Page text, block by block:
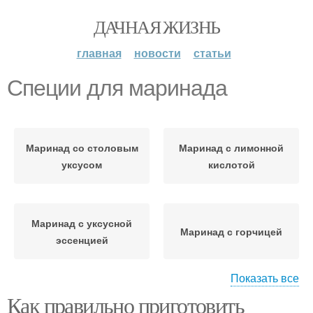
ДАЧНАЯ ЖИЗНЬ
главная новости статьи
Специи для маринада
Маринад со столовым
уксусом
Маринад с лимонной
кислотой
Маринад с уксусной
эссенцией
Маринад с горчицей
Маринад с чесноком
Показать все
Как правильно приготовить